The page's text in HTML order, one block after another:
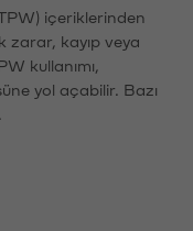
içeriklerinden
zarar, kayıp veya
kullanımı,
yol açabilir. Bazı